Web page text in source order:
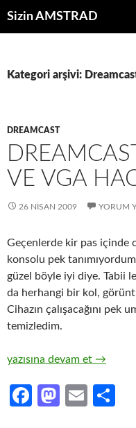
Sizin AMSTRAD
Kategori arşivi:
DREAMCAST
VE VGA
26 NISAN 2009 YORUM
Geçenlerde kir pas içinde
konsolu pek
güzel böyle iyi diye. Tabii
da herhangi bir kol,
Cihazın çalışacağını pek
temizledim.
DREAMCAST Video Out
yazısına devam et →
Fa
M
E